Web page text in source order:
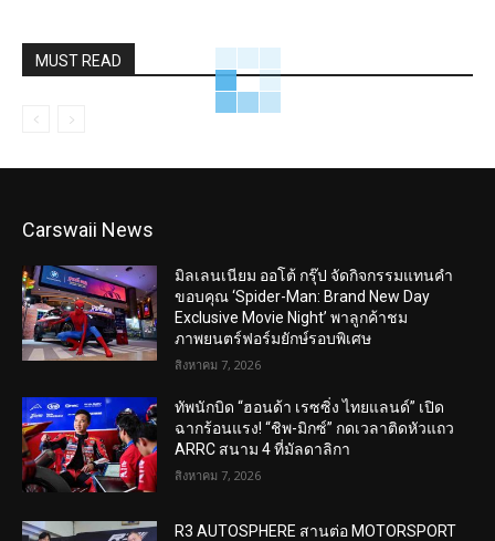
MUST READ
Carswaii News
มิลเลนเนียม ออโต้ กรุ๊ป จัดกิจกรรมแทนคำ
ขอบคุณ ‘Spider-Man: Brand New Day
Exclusive Movie Night’ พาลูกค้าชม
ภาพยนตร์ฟอร์มยักษ์รอบพิเศษ
สิงหาคม 7, 2026
ทัพนักบิด “ฮอนด้า เรซซิ่ง ไทยแลนด์” เปิด
ฉากร้อนแรง! “ชิพ-มิกซ์” กดเวลาติดหัวแถว
ARRC สนาม 4 ที่มัลดาลิกา
สิงหาคม 7, 2026
R3 AUTOSPHERE สานต่อ MOTORSPORT